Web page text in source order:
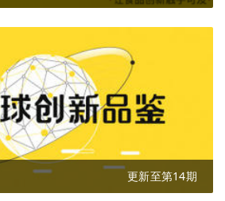
更新至第14期